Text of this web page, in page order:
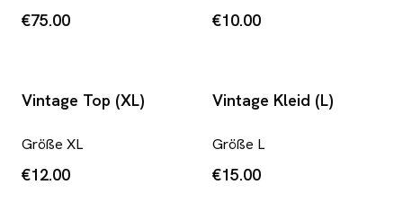
€75.00 €10.00
Vintage Top (XL)
Größe XL
€12.00
Vintage Kleid (L)
Größe L
€15.00